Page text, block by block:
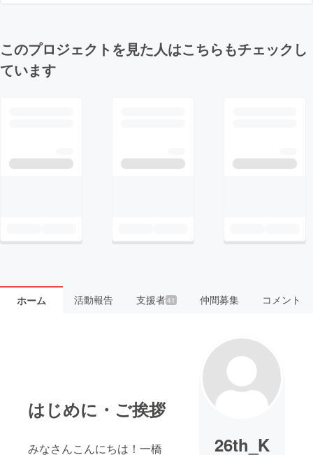
このプロジェクトを見た人はこちらもチェックし
ています
ホーム 活動報告 支援者41 仲間募集 コメント
はじめに・ご挨拶
みなさんこんにちは！一橋 26th_K